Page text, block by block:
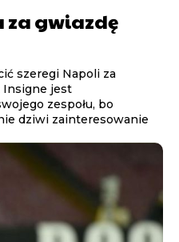
gwiazdę
szeregi Napoli za
Insigne jest
zespołu, bo
dziwi zainteresowanie